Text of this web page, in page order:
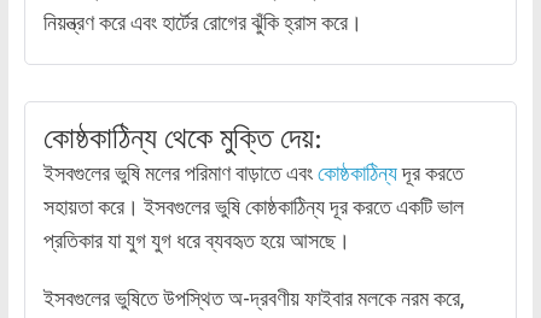
নিয়ন্ত্রণ করে এবং হার্টের রোগের ঝুঁকি হ্রাস করে।
কোষ্ঠকাঠিন্য থেকে মুক্তি দেয়:
ইসবগুলের ভুষি মলের পরিমাণ বাড়াতে এবংকোষ্ঠকাঠিন্যদূর করতে
সহায়তা করে। ইসবগুলের ভুষি কোষ্ঠকাঠিন্য দূর করতে একটি ভাল
প্রতিকার যা যুগ যুগ ধরে ব্যবহৃত হয়ে আসছে।
ইসবগুলের ভুষিতে উপস্থিত অ-দ্রবণীয় ফাইবার মলকে নরম করে,